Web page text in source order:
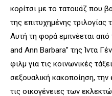
κορίτσι με το τατουάζ που
της επιτυχημένης τριλογίας
Αυτή τη φορά εμπνέεται από
and Ann Barbara” της Ίντα
φιλμ για τις κοινωνικές
σεξουαλική κακοποίηση, την
τις οικογένειες των